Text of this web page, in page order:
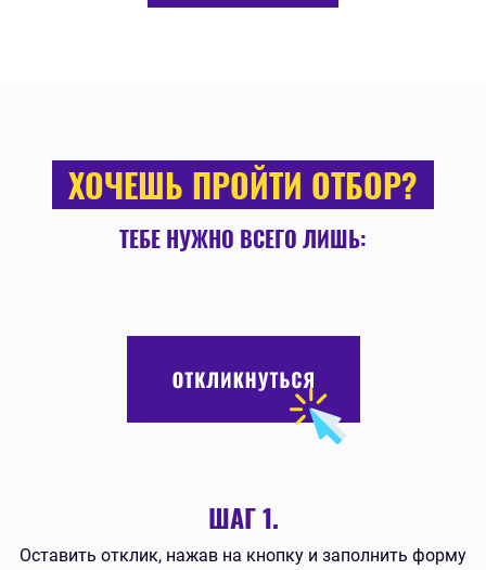
ХОЧЕШЬ ПРОЙТИ ОТБОР?
ТЕБЕ НУЖНО ВСЕГО ЛИШЬ:
ШАГ 1.
Оставить отклик, нажав на кнопку и заполнить форму